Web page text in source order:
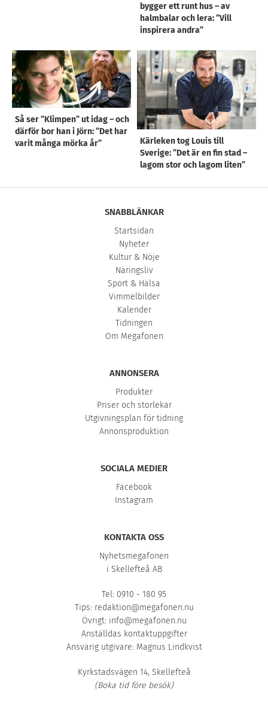
bygger ett runt hus – av
halmbalar och lera: ”Vill
inspirera andra”
Så ser ”Klimpen” ut idag – och
därför bor han i Jörn: ”Det har
varit många mörka år”
Kärleken tog Louis till
Sverige: ”Det är en fin stad –
lagom stor och lagom liten”
SNABBLÄNKAR
Startsidan
Nyheter
Kultur & Nöje
Näringsliv
Sport & Hälsa
Vimmelbilder
Kalender
Tidningen
Om Megafonen
ANNONSERA
Produkter
Priser och storlekar
Utgivningsplan för tidning
Annonsproduktion
SOCIALA MEDIER
Facebook
Instagram
KONTAKTA OSS
Nyhetsmegafonen
i Skellefteå AB
Tel: 0910 - 180 95
Tips: redaktion@megafonen.nu
Övrigt: info@megafonen.nu
Anställdas kontaktuppgifter
Ansvarig utgivare: Magnus Lindkvist
Kyrkstadsvägen 14, Skellefteå
(Boka tid före besök)